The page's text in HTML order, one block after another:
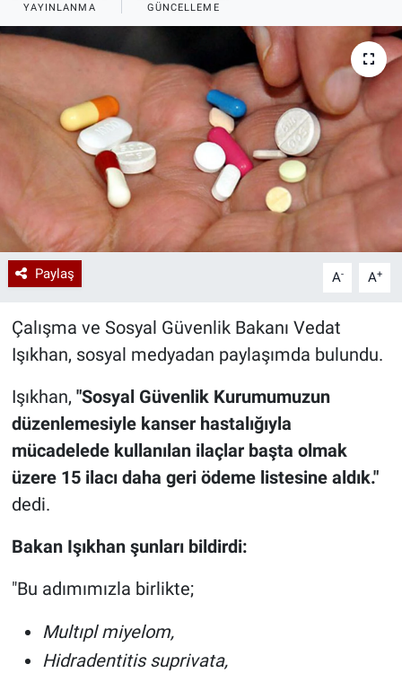
YAYINLANMA GÜNCELLEME
Paylaş A- A+
Çalışma ve Sosyal Güvenlik Bakanı Vedat
Işıkhan, sosyal medyadan paylaşımda bulundu.
Işıkhan, "Sosyal Güvenlik Kurumumuzun
düzenlemesiyle kanser hastalığıyla
mücadelede kullanılan ilaçlar başta olmak
üzere 15 ilacı daha geri ödeme listesine aldık."
dedi.
Bakan Işıkhan şunları bildirdi:
"Bu adımımızla birlikte;
Multıpl miyelom,
Hidradentitis suprivata,
Özel Haberler
Erişim Bilgileri
Sağlık
Teknoloji
Ramazan